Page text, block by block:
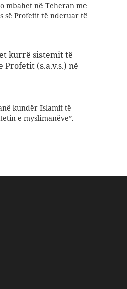
mbahet në Teheran me
së Profetit të nderuar të
kurrë sistemit të
(s.a.v.s.) në
kundër Islamit të
e myslimanëve”.